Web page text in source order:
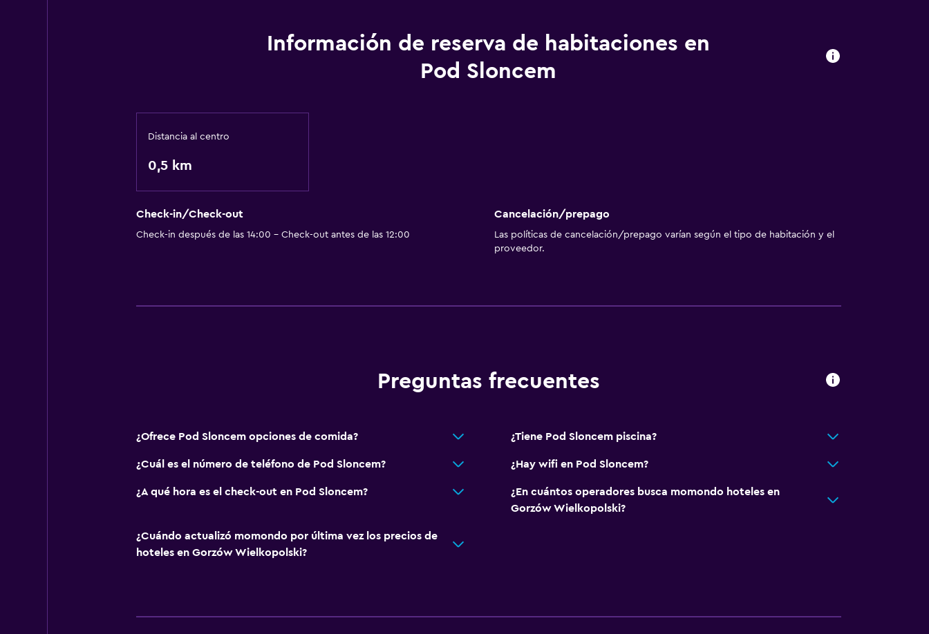
Información de reserva de habitaciones en
Pod Sloncem
Distancia al centro
0,5 km
Check-in/Check-out
Check-in después de las 14:00 - Check-out antes de las 12:00
Cancelación/prepago
Las políticas de cancelación/prepago varían según el tipo de habitación y el
proveedor.
Preguntas frecuentes
¿Ofrece Pod Sloncem opciones de comida? ¿Tiene Pod Sloncem piscina?
¿Cuál es el número de teléfono de Pod Sloncem? ¿Hay wifi en Pod Sloncem?
¿A qué hora es el check-out en Pod Sloncem?
¿En cuántos operadores busca momondo hoteles en
Gorzów Wielkopolski?
¿Cuándo actualizó momondo por última vez los precios de
hoteles en Gorzów Wielkopolski?